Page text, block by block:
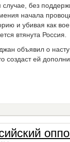
без
начала
и убивая как
втянута Россия.
объявил о
создаст ей